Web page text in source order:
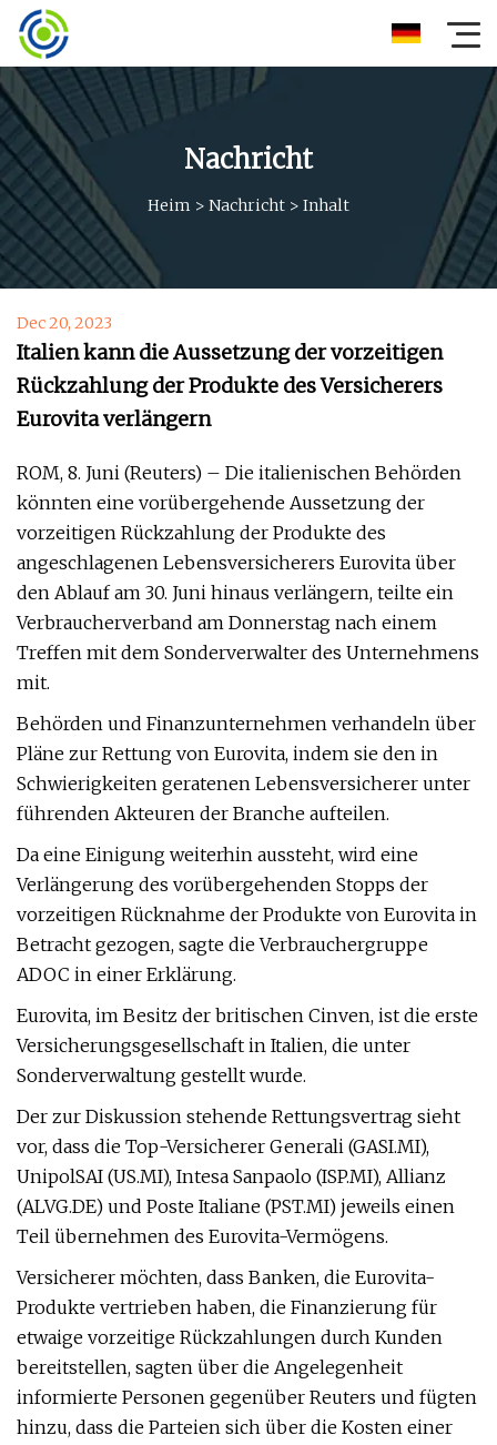
Nachricht
Heim > Nachricht > Inhalt
Dec 20, 2023
Italien kann die Aussetzung der vorzeitigen
Rückzahlung der Produkte des Versicherers
Eurovita verlängern
ROM, 8. Juni (Reuters) – Die italienischen Behörden
könnten eine vorübergehende Aussetzung der
vorzeitigen Rückzahlung der Produkte des
angeschlagenen Lebensversicherers Eurovita über
den Ablauf am 30. Juni hinaus verlängern, teilte ein
Verbraucherverband am Donnerstag nach einem
Treffen mit dem Sonderverwalter des Unternehmens
mit.
Behörden und Finanzunternehmen verhandeln über
Pläne zur Rettung von Eurovita, indem sie den in
Schwierigkeiten geratenen Lebensversicherer unter
führenden Akteuren der Branche aufteilen.
Da eine Einigung weiterhin aussteht, wird eine
Verlängerung des vorübergehenden Stopps der
vorzeitigen Rücknahme der Produkte von Eurovita in
Betracht gezogen, sagte die Verbrauchergruppe
ADOC in einer Erklärung.
Eurovita, im Besitz der britischen Cinven, ist die erste
Versicherungsgesellschaft in Italien, die unter
Sonderverwaltung gestellt wurde.
Der zur Diskussion stehende Rettungsvertrag sieht
vor, dass die Top-Versicherer Generali (GASI.MI),
UnipolSAI (US.MI), Intesa Sanpaolo (ISP.MI), Allianz
(ALVG.DE) und Poste Italiane (PST.MI) jeweils einen
Teil übernehmen des Eurovita-Vermögens.
Versicherer möchten, dass Banken, die Eurovita-
Produkte vertrieben haben, die Finanzierung für
etwaige vorzeitige Rückzahlungen durch Kunden
bereitstellen, sagten über die Angelegenheit
informierte Personen gegenüber Reuters und fügten
hinzu, dass die Parteien sich über die Kosten einer